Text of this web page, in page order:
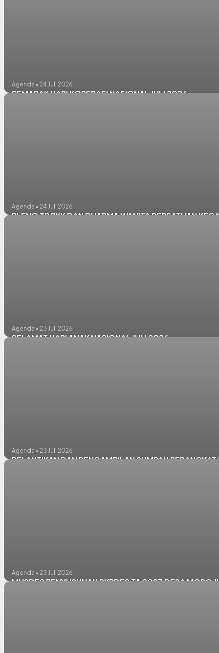
Agenda • 24 Juli 2026
SEMARAK HARI KOPERASI NASIONAL JULI 2026
Agenda • 24 Juli 2026
PLENO TP PKK DAN DHARMA WANITA PERSATUAN
Agenda • 23 Juli 2026
SELAMAT HARI ANAK NASIONAL JULI 2026
Agenda • 23 Juli 2026
PELANTIKAN DAN PENGAMBILAN SUMPAH
Agenda • 23 Juli 2026
MUSDES PENYUSUNAN RKPDES TA 2027 DESA MORO